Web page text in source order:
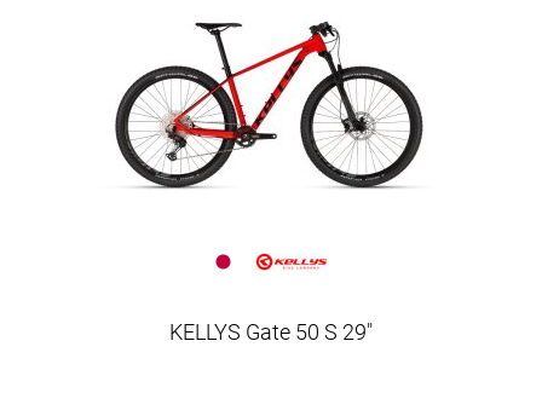
KELLYS Gate 50 S 29"